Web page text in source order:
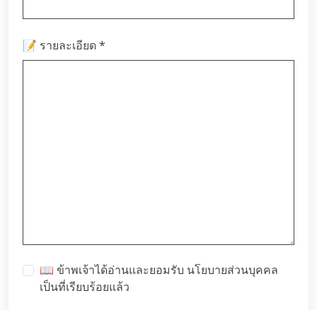
📝 รายละเอียด *
📖 ข้าพเจ้าได้อ่านและยอมรับ นโยบายส่วนบุคคล
เป็นที่เรียบร้อยแล้ว